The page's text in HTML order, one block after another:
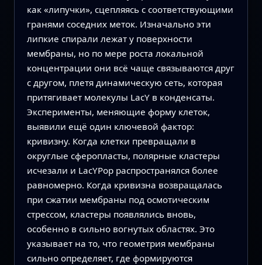
как «липучки», сцепляясь с соответствующими
гранями соседних меток. Изначально эти
липкие спирали лежат у поверхности
мембраны, но по мере роста локальной
концентрации они всё чаще связываются друг
с другом, плетя динамическую сеть, которая
притягивает молекулы LacY в конденсаты.
Эксперименты, меняющие форму клеток,
выявили ещё один ключевой фактор:
кривизну. Когда клетки превращали в
округлые сферопласты, полярные кластеры
исчезали и LacYPop распространялся более
равномерно. Когда кривизна возвращалась
при сжатии мембраны под осмотическим
стрессом, кластеры появлялись вновь,
особенно в сильно вогнутых областях. Это
указывает на то, что геометрия мембраны
сильно определяет, где формируются